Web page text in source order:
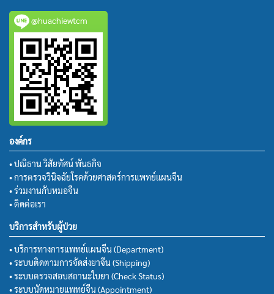
@huachiewtcm
องค์กร
• ปณิธาน วิสัยทัศน์ พันธกิจ
• การตรวจวินิจฉัยโรคด้วยศาสตร์การแพทย์แผนจีน
• ร่วมงานกับหมอจีน
• ติดต่อเรา
บริการสำหรับผู้ป่วย
• บริการทางการแพทย์แผนจีน (Department)
• ระบบติดตามการจัดส่งยาจีน (Shipping)
• ระบบตรวจสอบสถานะใบยา (Check Status)
• ระบบนัดหมายแพทย์จีน (Appointment)